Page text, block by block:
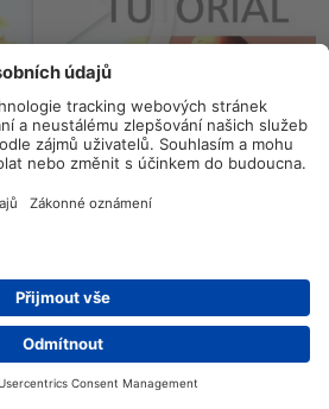
vám Barry a Mark budou popisovat
s lepidlem GW24,
smrštitelnou vývodku konektoru pro
°C do 200 °C
profesionálníteplovzdušnou
Kontakt